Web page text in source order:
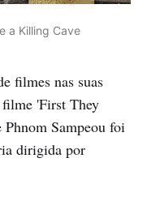
a Killing Cave
filmes nas suas
'First They
Sampeou foi
dirigida por